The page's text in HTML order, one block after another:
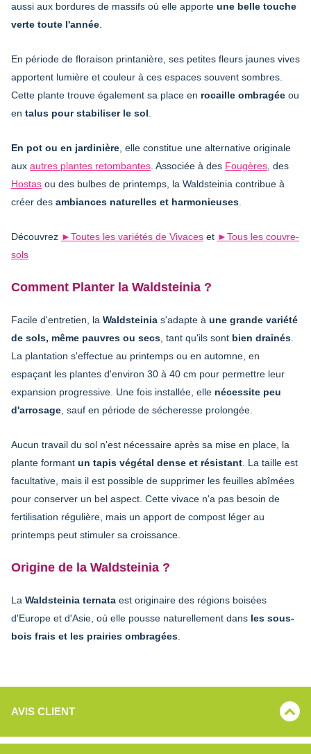
aussi aux bordures de massifs où elle apporte une belle touche
verte toute l'année
En période de floraison printanière, ses petites fleurs jaunes vives
apportent lumière et couleur à ces espaces souvent sombres.
Cette plante trouve également sa place en rocaille ombragée ou
en talus pour stabiliser le sol
En pot ou en jardinière , elle constitue une alternative originale
aux autres plantes retombantes . Associée à des Fougères , des
Hostas ou des bulbes de printemps, la Waldsteinia contribue à
créer des ambiances naturelles et harmonieuses
Découvrez ►Toutes les variétés de Vivaces et ►Tous les couvre-
sols
Comment Planter la Waldsteinia ?
Facile d'entretien, la Waldsteinia s'adapte à une grande variété
de sols, même pauvres ou secs , tant qu'ils sont bien drainés
La plantation s'effectue au printemps ou en automne, en
espaçant les plantes d'environ 30 à 40 cm pour permettre leur
expansion progressive. Une fois installée, elle nécessite peu
d'arrosage , sauf en période de sécheresse prolongée.
Aucun travail du sol n'est nécessaire après sa mise en place, la
plante formant un tapis végétal dense et résistant . La taille est
facultative, mais il est possible de supprimer les feuilles abîmées
pour conserver un bel aspect. Cette vivace n'a pas besoin de
fertilisation régulière, mais un apport de compost léger au
printemps peut stimuler sa croissance.
Origine de la Waldsteinia ?
La Waldsteinia ternata est originaire des régions boisées
d'Europe et d'Asie, où elle pousse naturellement dans les sous-
bois frais et les prairies ombragées
AVIS CLIENT